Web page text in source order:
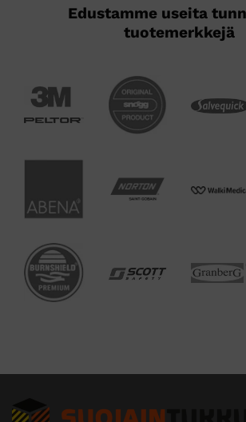
Edustamme useita
tuotemerkkejä